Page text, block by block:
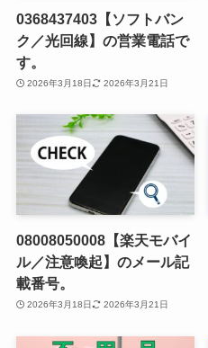
0368437403【ソフトバン
ク／光回線】の営業電話で
す。
2026年3月18日 2026年3月21日
08008050008【楽天モバイ
ル／注意喚起】のメール記
載番号。
2026年3月18日 2026年3月21日